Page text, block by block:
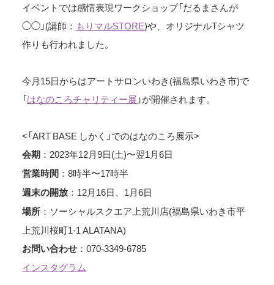
イベントでは感情表現ワークショップ「だるまさんが
◯◯」(講師： もりマルSTORE)や、オリジナルTシャツ
作りも行われました。
今月15日からはアートサロンいわき(福島県いわき市)で
「はなのころチャリティー展」が開催されます。
<「ART BASE しかく」でのはなのころ展示>
会期 ：2023年12月9日(土)〜翌1月6日
営業時間 ：8時半〜17時半
週末の開放：12月16日、1月6日
場所 ：ソーシャルスクエア上荒川店(福島県いわき市平
上荒川桜町1-1 ALATANA)
お問い合わせ ：070-3349-6785
インスタグラム